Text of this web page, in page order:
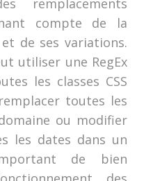
remplacements
compte de la
de ses variations.
utiliser une RegEx
les classes CSS
toutes les
ou modifier
les dates dans un
de bien